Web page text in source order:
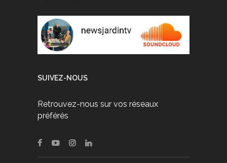
SUIVEZ-NOUS
Retrouvez-nous sur vos réseaux
préférés